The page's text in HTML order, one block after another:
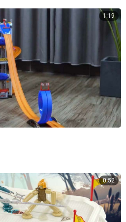
1:19
0:52